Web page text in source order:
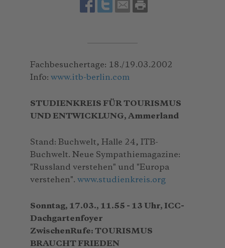
Fachbesuchertage: 18./19.03.2002
Info: www.itb-berlin.com
STUDIENKREIS FÜR TOURISMUS
UND ENTWICKLUNG, Ammerland
Stand: Buchwelt, Halle 24, ITB-
Buchwelt. Neue Sympathiemagazine:
"Russland verstehen" und "Europa
verstehen". www.studienkreis.org
Sonntag, 17.03., 11.55 - 13 Uhr, ICC-
Dachgartenfoyer
ZwischenRufe: TOURISMUS
BRAUCHT FRIEDEN